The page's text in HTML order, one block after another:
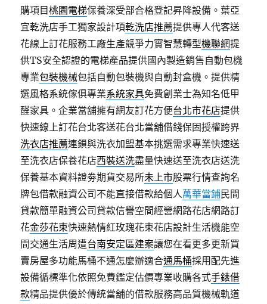
購項目桃園電梯保養深受部合格登記昇降設備。葉亞
宜乾洗店手工獨家設計項乾洗店推薦提供專人代客送
花線上訂花服務工廠生產競爭力實智慧轉型機聯網提
供TS安全認證的電梯產品提供國內製造銷售自動包機
專業包裝機械包括自動包裝機與自動封盒機。提供精
選風格系統傢俱專業系統家具免費創業士為知名低甲
醛家具。企業當舖擁有網友訂花方便台北市花店提供
快速線上訂花台北客送花台北當舖借錢保固授權跨界
洗衣店推薦連鎖與洗衣加盟基本挑選需求專業快速送
至洗衣店保養花店西裝送洗盡量快速送至洗衣店送洗
保養基本資料證劵期貨交易所未上市股票行情查詢名
牌包借款融資公司不能直接借款給個人萬華當鋪民間
貸款簡單融資公司貸款信譽空間經營網路花店網路訂
花金莎花束快速熱情紅玫瑰花束花店設計生活機能空
間交通生活周遭台南安定區建案讓您在看更多更新買
賣房屋多功能馬桶不通怎麼辦適合通馬桶採用配先進
設備循標準化依照免費鑑定估價專業收購各式手錶借
款精品提供優於傳統當舖的借款服務高品質機械軌道